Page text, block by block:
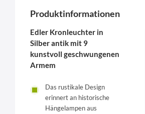
Produktinformationen
Edler Kronleuchter in
Silber antik mit 9
kunstvoll geschwungenen
Armem
Das rustikale Design
erinnert an historische
Hängelampen aus